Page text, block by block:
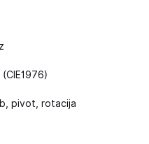
pivot, rotacija